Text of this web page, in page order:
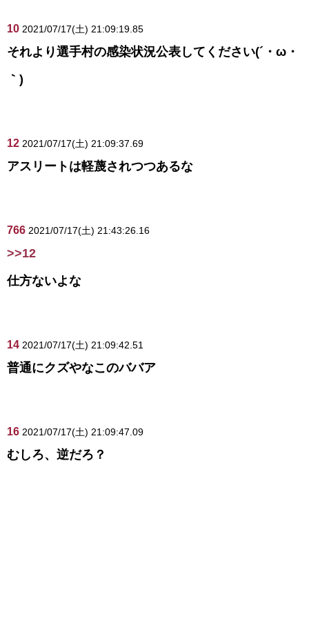
10 2021/07/17(土) 21:09:19.85
それより選手村の感染状況公表してください(´・ω・
｀)
12 2021/07/17(土) 21:09:37.69
アスリートは軽蔑されつつあるな
766 2021/07/17(土) 21:43:26.16
>>12
仕方ないよな
14 2021/07/17(土) 21:09:42.51
普通にクズやなこのババア
16 2021/07/17(土) 21:09:47.09
むしろ、逆だろ？